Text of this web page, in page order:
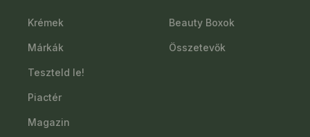
Krémek
Márkák
Teszteld le!
Piactér
Magazin
Beauty Boxok
Összetevők